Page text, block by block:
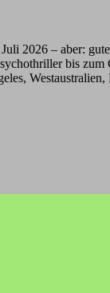
2026 – aber:
bis